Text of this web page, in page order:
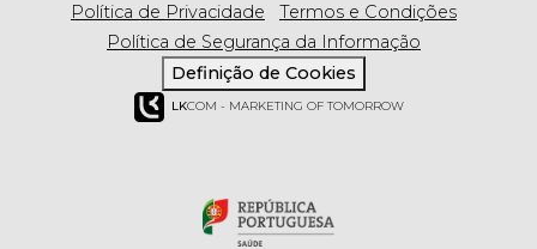
Política de Privacidade
Termos e Condições
Política de Segurança da Informação
Definição de Cookies
LKCOM - MARKETING OF TOMORROW